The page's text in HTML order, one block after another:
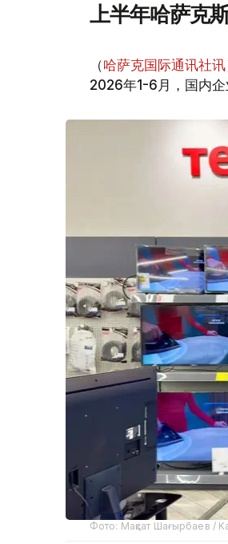
上半年哈萨克
（哈萨克国际通讯社讯
2026年1-6月，国内企
Фото: Мақсат Шағырбаев /